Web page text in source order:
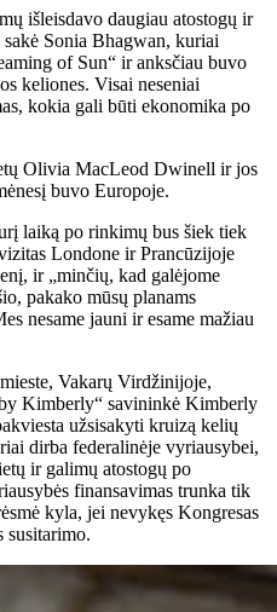
išleisdavo daugiau atostogų ir
Sonia Bhagwan, kuriai
of Sun“ ir anksčiau buvo
keliones. Visai neseniai
kokia gali būti ekonomika po
Olivia MacLeod Dwinell ir jos
buvo Europoje.
laiką po rinkimų bus šiek tiek
Londone ir Prancūzijoje
ir „minčių, kad galėjome
pakako mūsų planams
nesame jauni ir esame mažiau
Vakarų Virdžinijoje,
Kimberly“ savininkė Kimberly
užsisakyti kruizą kelių
dirba federalinėje vyriausybei,
ir galimų atostogų po
finansavimas trunka tik
kyla, jei nevykęs Kongresas
susitarimo.